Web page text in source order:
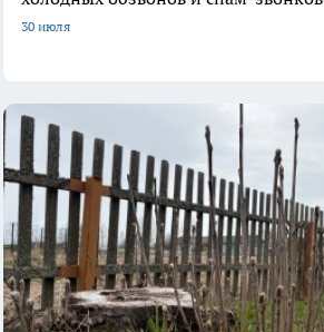
30 июля